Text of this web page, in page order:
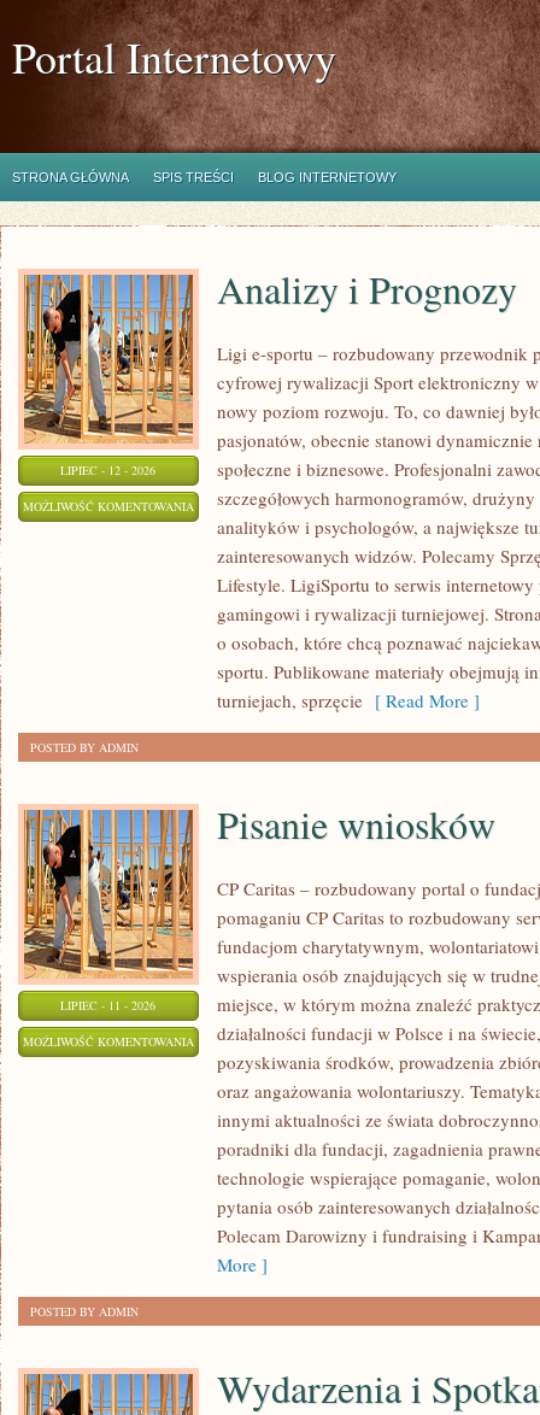
Portal Internetowy
STRONA GŁÓWNA SPIS TREŚCI BLOG INTERNETOWY
LIPIEC - 12 - 2026
MOŻLIWOŚĆ KOMENTOWANIA ANALIZY
PROGNOZY
Analizy i Prognozy
Ligi e-sportu – rozbudowany przewodnik
cyfrowej rywalizacji Sport elektroniczny
nowy poziom rozwoju. To, co dawniej
pasjonatów, obecnie stanowi
społeczne i biznesowe. Profesjonalni
szczegółowych harmonogramów,
analityków i psychologów, a największe
zainteresowanych widzów. Polecamy
Lifestyle. LigiSportu to serwis
gamingowi i rywalizacji turniejowej.
o osobach, które chcą poznawać
sportu. Publikowane materiały obejmują
turniejach, sprzęcie [ Read More ]
POSTED BY ADMIN
LIPIEC - 11 - 2026
MOŻLIWOŚĆ KOMENTOWANIA PISANIE
WNIOSKÓW
Pisanie wniosków
CP Caritas – rozbudowany portal o
pomaganiu CP Caritas to rozbudowany
fundacjom charytatywnym,
wspierania osób znajdujących się w
miejsce, w którym można znaleźć
działalności fundacji w Polsce i na
pozyskiwania środków, prowadzenia
oraz angażowania wolontariuszy.
innymi aktualności ze świata
poradniki dla fundacji, zagadnienia
technologie wspierające pomaganie,
pytania osób zainteresowanych
Polecam Darowizny i fundraising i
More ]
POSTED BY ADMIN
Wydarzenia i